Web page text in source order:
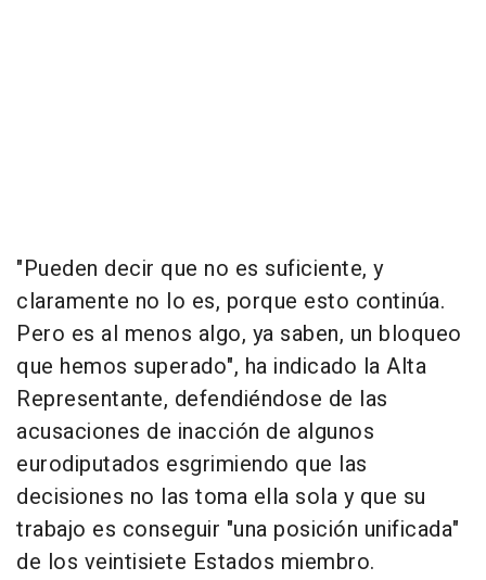
"Pueden decir que no es suficiente, y
claramente no lo es, porque esto continúa.
Pero es al menos algo, ya saben, un bloqueo
que hemos superado", ha indicado la Alta
Representante, defendiéndose de las
acusaciones de inacción de algunos
eurodiputados esgrimiendo que las
decisiones no las toma ella sola y que su
trabajo es conseguir "una posición unificada"
de los veintisiete Estados miembro.